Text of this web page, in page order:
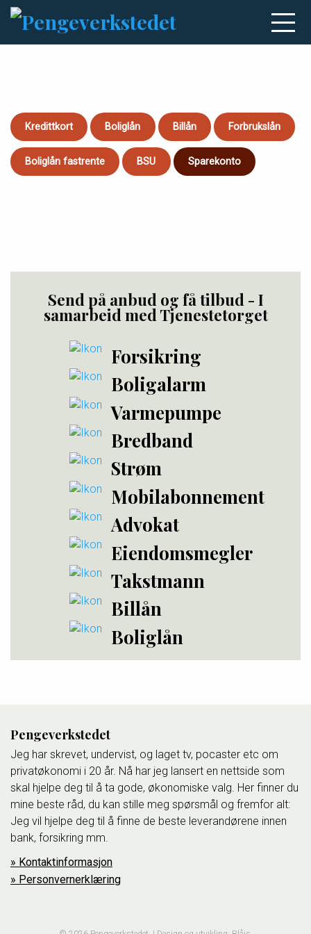
Kredittkort Boliglån Billån Forbrukslån
Boliglån fastrente BSU Sparekonto
Send på anbud og få tilbud - I
samarbeid med Tjenestetorget
Forsikring
Boligalarm
Varmepumpe
Bredband
Strøm
Mobilabonnement
Advokat
Eiendomsmegler
Takstmann
Billån
Boliglån
Pengeverkstedet
Jeg har skrevet, undervist, og laget tv, pocaster etc om
privatøkonomi i 20 år. Nå har jeg lansert en nettside som
skal hjelpe deg til å ta gode, økonomiske valg. Her finner du
mine beste råd, du kan stille meg spørsmål og fremfor alt:
Jeg vil hjelpe deg til å finne de beste leverandørene innen
bank, forsikring mm.
Kontaktinformasjon
Personvernerklæring